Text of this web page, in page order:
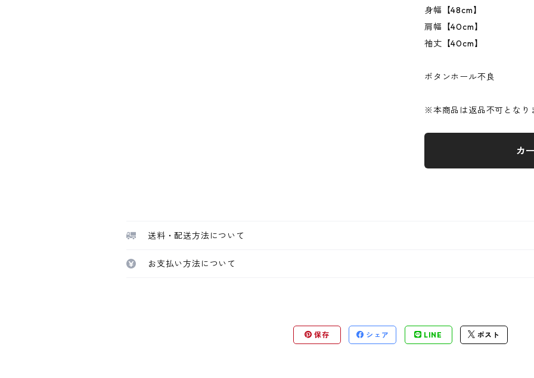
身幅【48cm】
肩幅【40cm】
袖丈【40cm】
ボタンホール不良
※本商品は返品不可となり
カ
送料・配送方法について
お支払い方法について
保存 シェア LINE ポスト